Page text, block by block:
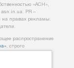
«АСН»,
PR –
на правах рекламы.
распространение
, строго